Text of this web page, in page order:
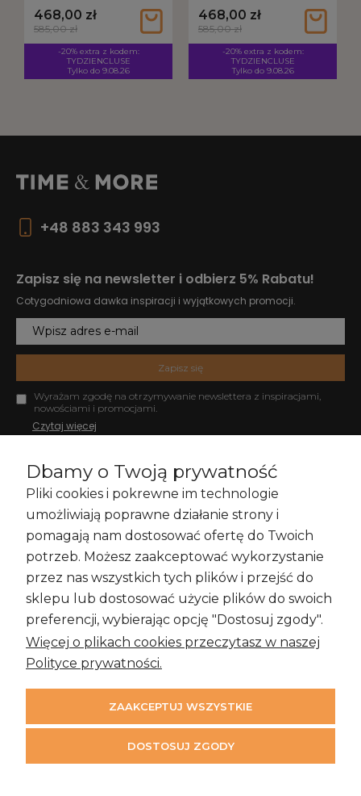
468,00 zł
585,00 zł
-20% extra z kodem:
TYDZIENCLUSE
Tylko do 9.08.26
468,00 zł
585,00 zł
-20% extra z kodem:
TYDZIENCLUSE
Tylko do 9.08.26
+48 883 343 993
Zapisz się na newsletter i odbierz 5% Rabatu!
Cotygodniowa dawka inspiracji i wyjątkowych promocji.
Zapisz się
Wyrażam zgodę na otrzymywanie newslettera z inspiracjami,
nowościami i promocjami.
Czytaj więcej
Zakupy i Zwroty
Informacje
Moje konto
Dbamy o Twoją prywatność
Pliki cookies i pokrewne im technologie
umożliwiają poprawne działanie strony i
pomagają nam dostosować ofertę do Twoich
potrzeb. Możesz zaakceptować wykorzystanie
przez nas wszystkich tych plików i przejść do
sklepu lub dostosować użycie plików do swoich
preferencji, wybierając opcję "Dostosuj zgody".
Więcej o plikach cookies przeczytasz w naszej
Polityce prywatności.
ZAAKCEPTUJ WSZYSTKIE
DOSTOSUJ ZGODY